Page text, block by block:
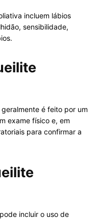
incluem lábios
sensibilidade,
é feito por um
exame físico e, em
para confirmar a
incluir o uso de